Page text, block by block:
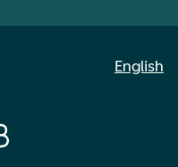
English